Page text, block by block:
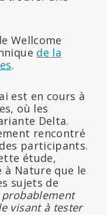
Wellcome
de la
.
est en cours à
où les
Delta.
rencontré
participants.
étude,
à Nature que le
sujets de
probablement
visant à tester